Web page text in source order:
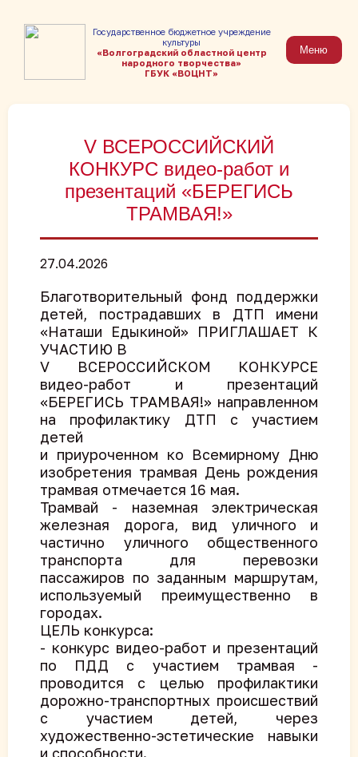
Государственное бюджетное учреждение
культуры
«Волгоградский областной центр
народного творчества»
ГБУК «ВОЦНТ»
Меню
V ВСЕРОССИЙСКИЙ
КОНКУРС видео-работ и
презентаций «БЕРЕГИСЬ
ТРАМВАЯ!»
27.04.2026
Благотворительный фонд поддержки
детей, пострадавших в ДТП имени
«Наташи Едыкиной» ПРИГЛАШАЕТ К
УЧАСТИЮ В
V ВСЕРОССИЙСКОМ КОНКУРСЕ
видео-работ и презентаций
«БЕРЕГИСЬ ТРАМВАЯ!» направленном
на профилактику ДТП с участием
детей
и приуроченном ко Всемирному Дню
изобретения трамвая День рождения
трамвая отмечается 16 мая.
Трамвай - наземная электрическая
железная дорога, вид уличного и
частично уличного общественного
транспорта для перевозки
пассажиров по заданным маршрутам,
используемый преимущественно в
городах.
ЦЕЛЬ конкурса:
- конкурс видео-работ и презентаций
по ПДД с участием трамвая -
проводится с целью профилактики
дорожно-транспортных происшествий
с участием детей, через
художественно-эстетические навыки
и способности.